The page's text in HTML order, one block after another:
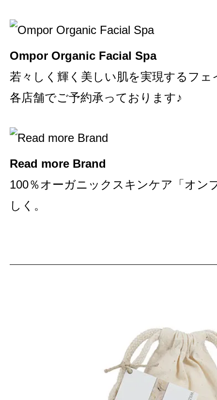
Ompor Organic Facial Spa
若々しく輝く美しい肌を実現するフ
各店舗でご予約承っております♪
Read more Brand
100％オーガニックスキンケア「オン
しく。